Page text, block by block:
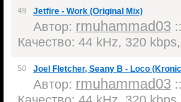
49 Jetfire - Work (Original Mix)
Автор: rmuhammad03
Качество: 44 kHz, 320
50 Joel Fletcher, Seany B - Loco
Автор: rmuhammad03